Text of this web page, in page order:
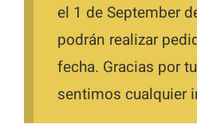
Formaciones
Tienda
Blog
Pedidos
Descargas
el 1 de September
podrán realizar
fecha. Gracias por
sentimos cualquier